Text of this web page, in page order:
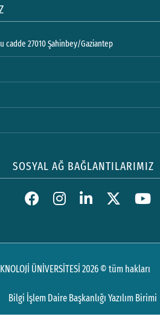
cadde 27010 Şahinbey/Gaziantep
SOSYAL AĞ BAĞLANTILARIMIZ
ÜNİVERSİTESİ 2026 © tüm hakları
Bilgi İşlem Daire Başkanlığı Yazılım Birimi